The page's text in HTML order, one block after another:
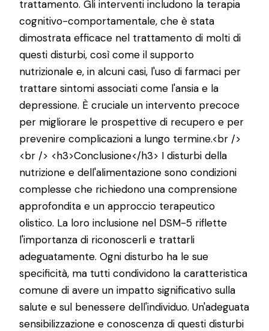
trattamento. Gli interventi includono la terapia
cognitivo-comportamentale, che è stata
dimostrata efficace nel trattamento di molti di
questi disturbi, così come il supporto
nutrizionale e, in alcuni casi, l'uso di farmaci per
trattare sintomi associati come l'ansia e la
depressione. È cruciale un intervento precoce
per migliorare le prospettive di recupero e per
prevenire complicazioni a lungo termine.<br />
<br /> <h3>Conclusione</h3> I disturbi della
nutrizione e dell'alimentazione sono condizioni
complesse che richiedono una comprensione
approfondita e un approccio terapeutico
olistico. La loro inclusione nel DSM-5 riflette
l'importanza di riconoscerli e trattarli
adeguatamente. Ogni disturbo ha le sue
specificità, ma tutti condividono la caratteristica
comune di avere un impatto significativo sulla
salute e sul benessere dell'individuo. Un'adeguata
sensibilizzazione e conoscenza di questi disturbi